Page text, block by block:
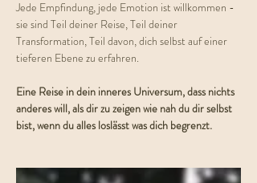
Jede Empfindung, jede Emotion ist willkommen -
sie sind Teil deiner Reise, Teil deiner
Transformation, Teil davon, dich selbst auf einer
tieferen Ebene zu erfahren.
Eine Reise in dein inneres Universum, dass nichts
anderes will, als dir zu zeigen wie nah du dir selbst
bist, wenn du alles loslässt was dich begrenzt.